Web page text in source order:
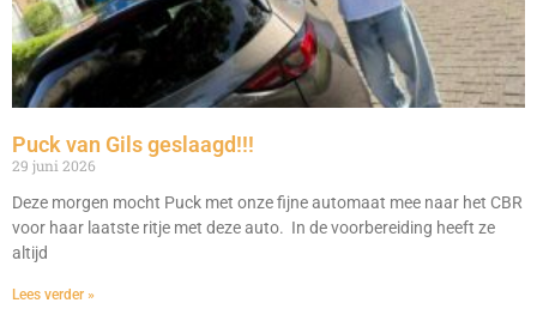
Puck van Gils geslaagd!!!
29 juni 2026
Deze morgen mocht Puck met onze fijne automaat mee naar het CBR
voor haar laatste ritje met deze auto. In de voorbereiding heeft ze
altijd
Lees verder »